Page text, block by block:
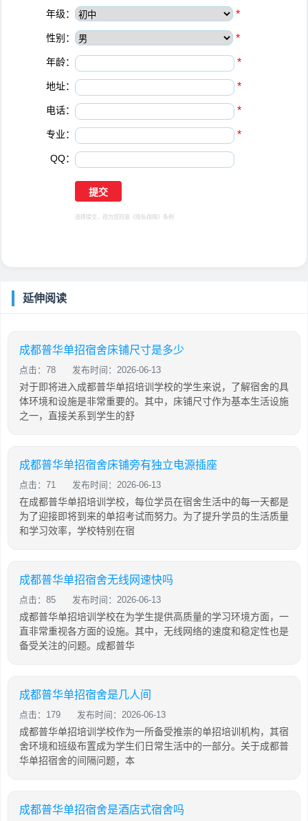
年级： *
性别： *
年龄： *
地址： *
电话： *
专业： *
QQ：
选择提交，视为您同意 《隐私保障》 条例
延伸阅读
成都普华单招宿舍床铺尺寸是多少
点击：78 发布时间：2026-06-13
对于即将进入成都普华单招培训学校的学生来说，了解宿舍的具
体环境和设施是非常重要的。其中，床铺尺寸作为基本生活设施
之一，直接关系到学生的舒
成都普华单招宿舍床铺旁有独立电源插座
点击：71 发布时间：2026-06-13
在成都普华单招培训学校，每位学员在宿舍生活中的每一天都是
为了迎接即将到来的单招考试而努力。为了提升学员的生活质量
和学习效率，学校特别在宿
成都普华单招宿舍无线网速快吗
点击：85 发布时间：2026-06-13
成都普华单招培训学校在为学生提供高质量的学习环境方面，一
直非常重视各方面的设施。其中，无线网络的速度和稳定性也是
备受关注的问题。成都普华
成都普华单招宿舍是几人间
点击：179 发布时间：2026-06-13
成都普华单招培训学校作为一所备受推崇的单招培训机构，其宿
舍环境和班级布置成为学生们日常生活中的一部分。关于成都普
华单招宿舍的间隔问题，本
成都普华单招宿舍是酒店式宿舍吗